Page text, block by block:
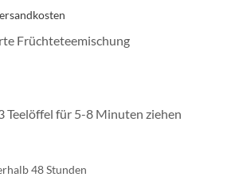
Früchteteemischung
Teelöffel für 5-8 Minuten ziehen
48 Stunden